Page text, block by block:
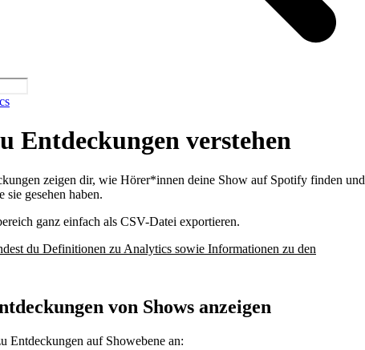
Entdeckungen verstehen
zeigen dir, wie Hörer*innen deine Show auf Spotify finden und
sie gesehen haben.
ganz einfach als CSV-Datei exportieren.
du Definitionen zu Analytics sowie Informationen zu den
von Shows anzeigen
Entdeckungen auf Showebene an: